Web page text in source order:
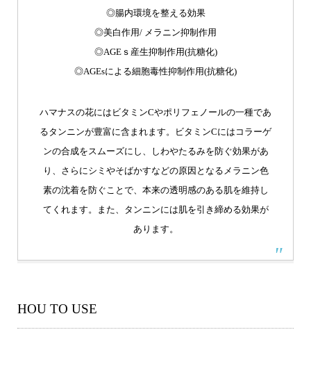
◎腸内環境を整える効果
◎美白作用/ メラニン抑制作用
◎AGEｓ産生抑制作用(抗糖化)
◎AGEsによる細胞毒性抑制作用(抗糖化)
ハマナスの花にはビタミンCやポリフェノールの一種であ
るタンニンが豊富に含まれます。ビタミンCにはコラーゲ
ンの合成をスムーズにし、しわやたるみを防ぐ効果があ
り、さらにシミやそばかすなどの原因となるメラニン色
素の沈着を防ぐことで、本来の透明感のある肌を維持し
てくれます。また、タンニンには肌を引き締める効果が
あります。
HOU TO USE